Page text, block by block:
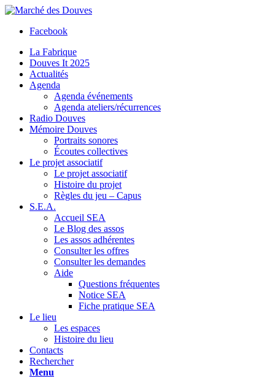
Facebook
La Fabrique
Douves It 2025
Actualités
Agenda
Agenda événements
Agenda ateliers/récurrences
Radio Douves
Mémoire Douves
Portraits sonores
Écoutes collectives
Le projet associatif
Le projet associatif
Histoire du projet
Règles du jeu – Capus
S.E.A.
Accueil SEA
Le Blog des assos
Les assos adhérentes
Consulter les offres
Consulter les demandes
Aide
Questions fréquentes
Notice SEA
Fiche pratique SEA
Le lieu
Les espaces
Histoire du lieu
Contacts
Rechercher
Menu